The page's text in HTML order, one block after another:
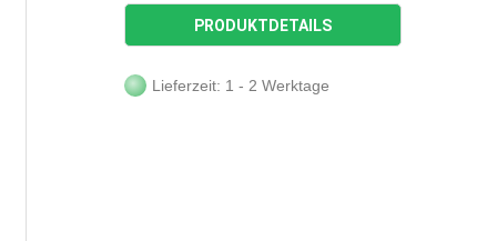
PRODUKTDETAILS
Lieferzeit: 1 - 2 Werktage